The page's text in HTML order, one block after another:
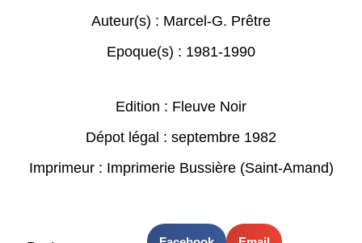
Auteur(s) : Marcel-G. Prêtre
Epoque(s) : 1981-1990
Edition : Fleuve Noir
Dépot légal : septembre 1982
Imprimeur : Imprimerie Bussière (Saint-Amand)